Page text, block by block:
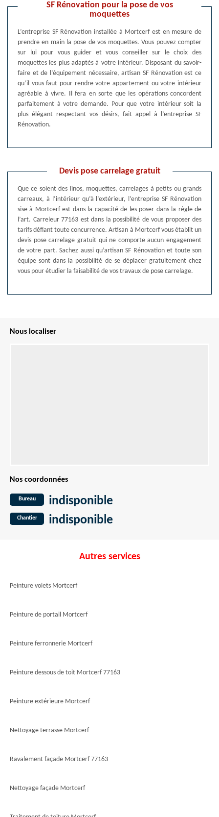
SF Rénovation pour la pose de vos
moquettes
L’entreprise SF Rénovation installée à Mortcerf est en mesure de
prendre en main la pose de vos moquettes. Vous pouvez compter
sur lui pour vous guider et vous conseiller sur le choix des
moquettes les plus adaptés à votre intérieur. Disposant du savoir-
faire et de l’équipement nécessaire, artisan SF Rénovation est ce
qu’il vous faut pour rendre votre appartement ou votre intérieur
agréable à vivre. Il fera en sorte que les opérations concordent
parfaitement à votre demande. Pour que votre intérieur soit la
plus élégant respectant vos désirs, fait appel à l’entreprise SF
Rénovation.
Devis pose carrelage gratuit
Que ce soient des linos, moquettes, carrelages à petits ou grands
carreaux, à l’intérieur qu’à l’extérieur, l’entreprise SF Rénovation
sise à Mortcerf est dans la capacité de les poser dans la règle de
l’art. Carreleur 77163 est dans la possibilité de vous proposer des
tarifs défiant toute concurrence. Artisan à Mortcerf vous établit un
devis pose carrelage gratuit qui ne comporte aucun engagement
de votre part. Sachez aussi qu’artisan SF Rénovation et toute son
équipe sont dans la possibilité de se déplacer gratuitement chez
vous pour étudier la faisabilité de vos travaux de pose carrelage.
Nous localiser
Nos coordonnées
Bureau indisponible
Chantier indisponible
Autres services
Peinture volets Mortcerf
Peinture de portail Mortcerf
Peinture ferronnerie Mortcerf
Peinture dessous de toit Mortcerf 77163
Peinture extérieure Mortcerf
Nettoyage terrasse Mortcerf
Ravalement façade Mortcerf 77163
Nettoyage façade Mortcerf